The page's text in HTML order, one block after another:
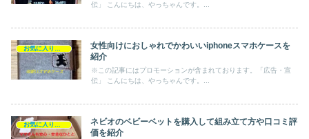
伝」 こんにちは、やっちゃんです。...
お気に入り商品
女性向けにおしゃれでかわいいiphoneスマホケースを
紹介
※この記事にはプロモーションが含まれております。「広告・宣
伝」 こんにちは、やっちゃんです。...
お気に入り商品
ネビオのベビーベットを購入して組み立て方や口コミ評
価を紹介